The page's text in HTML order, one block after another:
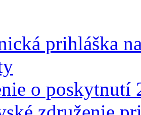
prihláška
o poskytnutí